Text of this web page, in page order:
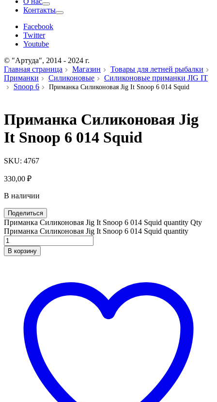
Контакты
Facebook
Twitter
Youtube
© "Артуда", 2014 - 2024 г.
Главная страница
Магазин
Товары для летней рыбалки
Приманки
Силиконовые
Силиконовые приманки JIG IT
Snoop 6
Приманка Силиконовая Jig It Snoop 6 014 Squid
Приманка Силиконовая Jig
It Snoop 6 014 Squid
SKU: 4767
330,00 ₽
В наличии
Поделиться
Приманка Силиконовая Jig It Snoop 6 014 Squid quantity Qty
Приманка Силиконовая Jig It Snoop 6 014 Squid quantity
В корзину